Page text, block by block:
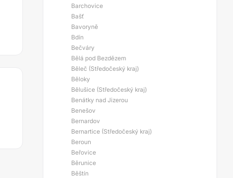
Barchovice
Bašť
Bavoryně
Bdín
Bečváry
Bělá pod Bezdězem
Běleč (Středočeský kraj)
Běloky
Bělušice (Středočeský kraj)
Benátky nad Jizerou
Benešov
Bernardov
Bernartice (Středočeský kraj)
Beroun
Beřovice
Běrunice
Běštín